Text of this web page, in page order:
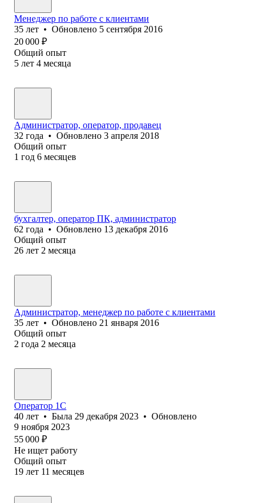
Менеджер по работе с клиентами
35 лет • Обновлено 5 сентября 2016
20 000 ₽
Общий опыт
5 лет 4 месяца
Администратор, оператор, продавец
32 года • Обновлено 3 апреля 2018
Общий опыт
1 год 6 месяцев
бухгалтер, оператор ПК, администратор
62 года • Обновлено 13 декабря 2016
Общий опыт
26 лет 2 месяца
Администратор, менеджер по работе с клиентами
35 лет • Обновлено 21 января 2016
Общий опыт
2 года 2 месяца
Оператор 1С
40 лет • Была 29 декабря 2023 • Обновлено
9 ноября 2023
55 000 ₽
Не ищет работу
Общий опыт
19 лет 11 месяцев